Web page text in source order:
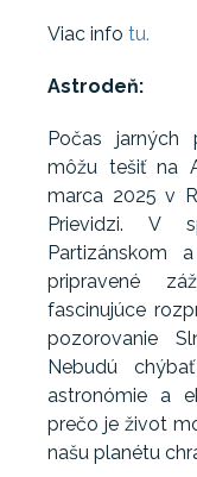
Viac info tu.
Astrodeň:
Počas jarných
môžu tešiť na
marca 2025 v
Prievidzi. V
Partizánskom
pripravené
fascinujúce
pozorovanie
Nebudú
astronómie a
prečo je život
našu planétu